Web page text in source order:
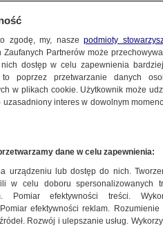
19.08.2007, 09:10
w niedzielę rano
zgodę, my, naszepodmioty
Zaufanych Partnerów może
dostęp w celu zapewnienia
poprzez przetwarzanie danych
w plikach cookie. Użytkownik może
interes w dowolnym
dane w celu zapewnienia:
urządzeniu lub dostęp do nich.
w celu doboru spersonalizowanych
Pomiar efektywności treści.
efektywności reklam.
Rozwój i ulepszanie usług.